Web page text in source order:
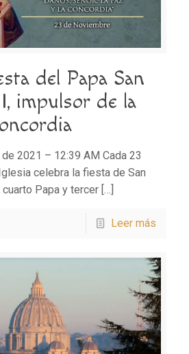
del Papa San
impulsor de la
2021 – 12:39 AM Cada 23
celebra la fiesta de San
Papa y tercer […]
Leer más